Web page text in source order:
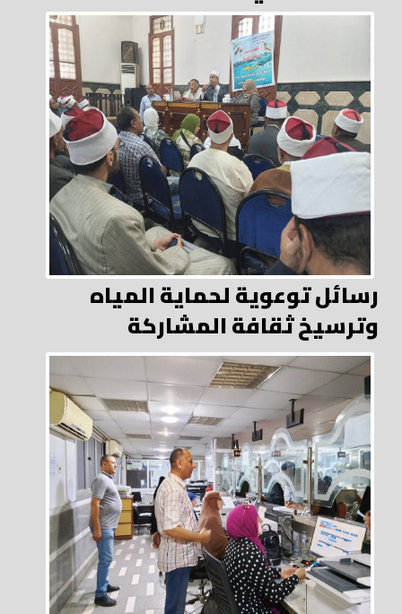
رسائل توعوية لحماية المياه
وترسيخ ثقافة المشاركة